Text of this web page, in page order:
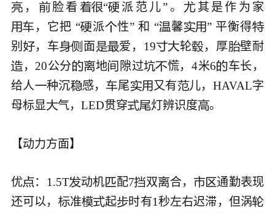
， 脸看 “ 派范儿”。  其是作为家
 ，它把 “派性” 和 “馨” 平衡得
别 ，车 面爱，19轮 ，厚壁耐
，20公分 地 隙过慌，4米6车长，
给人种沉感， 尾 又有儿，HAVAL字
母标显气，LED贯穿灯辨识度。
【动力方面】
优：1.5T动机 配7双合，  通勤表现
还可以， 准起时有1秒左右迟滞，但涡